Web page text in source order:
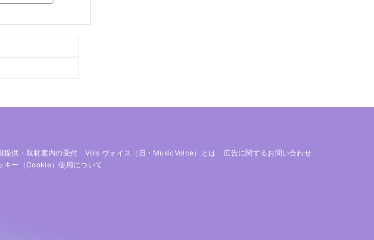
提供・取材案内の受付 Vois ヴォイス（旧・MusicVoice）とは
広告に関するお問い合わせ
キー（cookie）使用について